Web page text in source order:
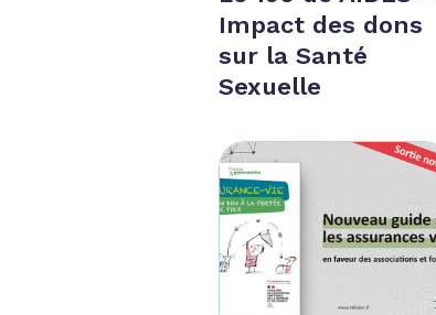
Impact des dons
sur la Santé
Sexuelle